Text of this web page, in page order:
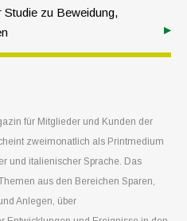
zu Beweidung,
der Universitätsdozent
Universität Bozen neue
des
für Mitglieder und Kunden der
zweimonatlich als Printmedium
und italienischer Sprache. Das
aus den Bereichen Sparen,
Anlegen, über